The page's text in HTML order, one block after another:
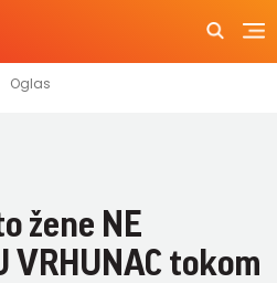
žene NE
VRHUNAC tokom